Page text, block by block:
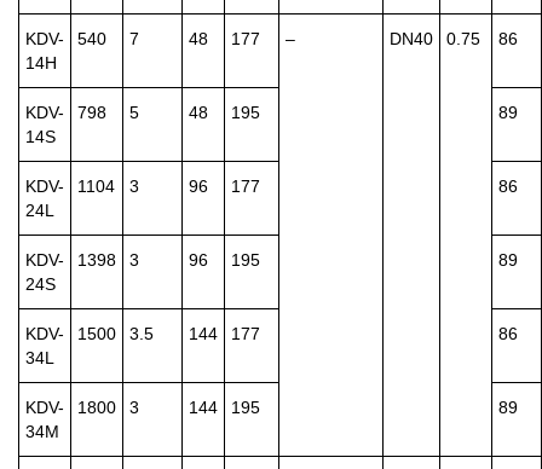
KDV-
14H
540 7 48 177 – DN40 0.75 86
KDV-
14S
798 5 48 195 89
KDV-
24L
1104 3 96 177 86
KDV-
24S
1398 3 96 195 89
KDV-
34L
1500 3.5 144 177 86
KDV-
34M
1800 3 144 195 89